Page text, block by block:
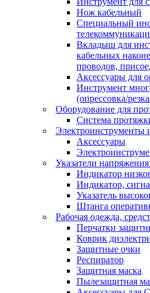
Нож кабельный
Специальный
Вкладыш для
кабельных
проводов,
Аксессуары для
Инструмент
(опрессовка/
Оборудование для
Система
Электроинструменты
Аксессуары
Указатели
Индикатор
Индикатор,
Указатель
Штанга
Рабочая одежда,
Перчатки
Коврик
Защитные очки
Респиратор
Защитная маска
Пылезащитная